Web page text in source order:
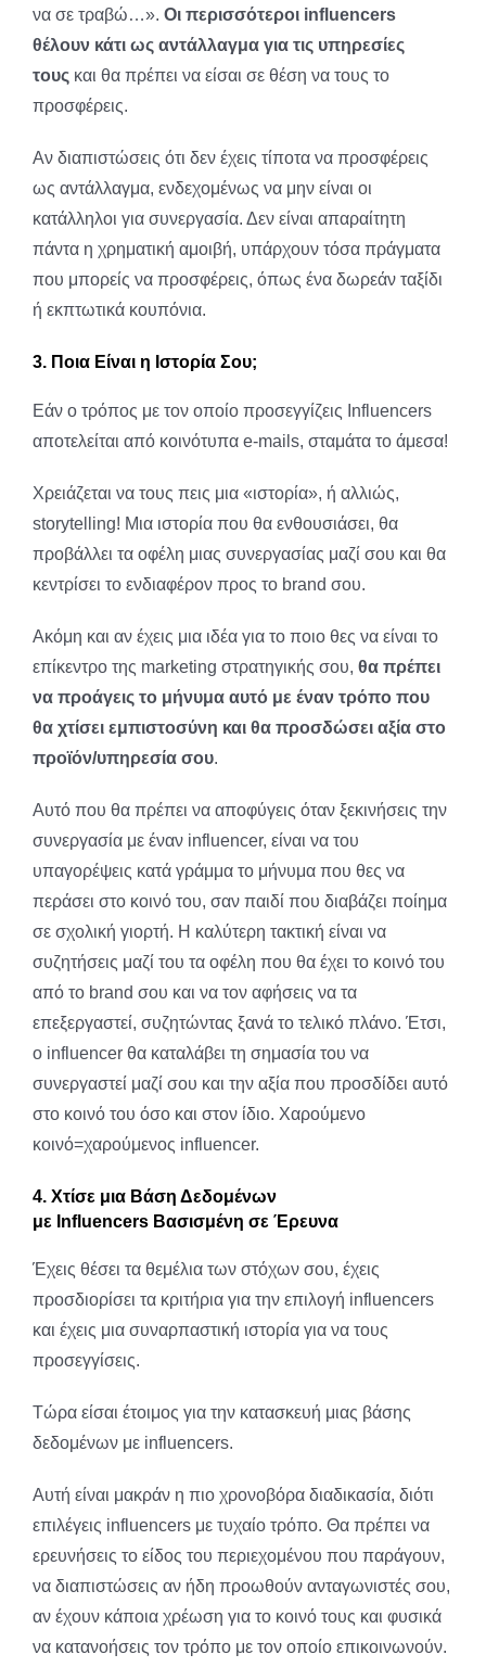
να σε τραβώ…». Οι περισσότεροι influencers
θέλουν κάτι ως αντάλλαγμα για τις υπηρεσίες
τουςκαι θα πρέπει να είσαι σε θέση να τους το
προσφέρεις.
Αν διαπιστώσεις ότι δεν έχεις τίποτα να προσφέρεις
ως αντάλλαγμα, ενδεχομένως να μην είναι οι
κατάλληλοι για συνεργασία. Δεν είναι απαραίτητη
πάντα η χρηματική αμοιβή, υπάρχουν τόσα πράγματα
που μπορείς να προσφέρεις, όπως ένα δωρεάν ταξίδι
ή εκπτωτικά κουπόνια.
3. Ποια Είναι η Ιστορία Σου;
Εάν ο τρόπος με τον οποίο προσεγγίζεις Influencers
αποτελείται από κοινότυπα e-mails, σταμάτα το άμεσα!
Χρειάζεται να τους πεις μια «ιστορία», ή αλλιώς,
storytelling! Μια ιστορία που θα ενθουσιάσει, θα
προβάλλει τα οφέλη μιας συνεργασίας μαζί σου και θα
κεντρίσει το ενδιαφέρον προς το brand σου.
Ακόμη και αν έχεις μια ιδέα για το ποιο θες να είναι το
επίκεντρο της marketing στρατηγικής σου, θα πρέπει
να προάγεις το μήνυμα αυτό με έναν τρόπο που
θα χτίσει εμπιστοσύνη και θα προσδώσει αξία στο
προϊόν/υπηρεσία σου.
Αυτό που θα πρέπει να αποφύγεις όταν ξεκινήσεις την
συνεργασία με έναν influencer, είναι να του
υπαγορέψεις κατά γράμμα το μήνυμα που θες να
περάσει στο κοινό του, σαν παιδί που διαβάζει ποίημα
σε σχολική γιορτή. Η καλύτερη τακτική είναι να
συζητήσεις μαζί του τα οφέλη που θα έχει το κοινό του
από το brand σου και να τον αφήσεις να τα
επεξεργαστεί, συζητώντας ξανά το τελικό πλάνο. Έτσι,
ο influencer θα καταλάβει τη σημασία του να
συνεργαστεί μαζί σου και την αξία που προσδίδει αυτό
στο κοινό του όσο και στον ίδιο. Χαρούμενο
κοινό=χαρούμενος influencer.
4. Χτίσε μια Βάση Δεδομένων
με InfluencersΒασισμένη σε Έρευνα
Έχεις θέσει τα θεμέλια των στόχων σου, έχεις
προσδιορίσει τα κριτήρια για την επιλογή influencers
και έχεις μια συναρπαστική ιστορία για να τους
προσεγγίσεις.
Τώρα είσαι έτοιμος για την κατασκευή μιας βάσης
δεδομένων με influencers.
Αυτή είναι μακράν η πιο χρονοβόρα διαδικασία, διότι
επιλέγεις influencers με τυχαίο τρόπο. Θα πρέπει να
ερευνήσεις το είδος του περιεχομένου που παράγουν,
να διαπιστώσεις αν ήδη προωθούν ανταγωνιστές σου,
αν έχουν κάποια χρέωση για το κοινό τους και φυσικά
να κατανοήσεις τον τρόπο με τον οποίο επικοινωνούν.